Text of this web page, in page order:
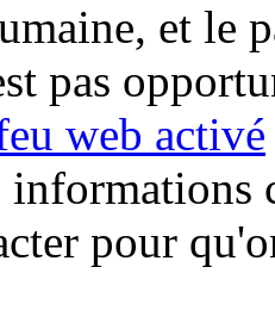
et le
pas
web activé
informations
pour